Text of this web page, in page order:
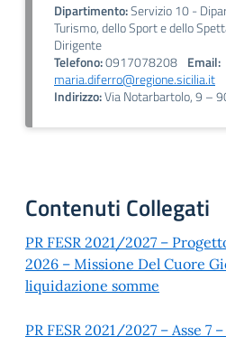
Dipartimento:Servizio 10 -
Turismo, dello Sport e dello
Dirigente
Telefono:0917078208 Email:
maria.diferro@regione.sicilia.it
Indirizzo:Via Notarbartolo, 9 –
Contenuti Collegati
PR FESR 2021/2027 –
2026 – Missione Del Cuore
liquidazione somme
PR FESR 2021/2027 – Asse 7